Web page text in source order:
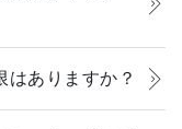
はありますか？